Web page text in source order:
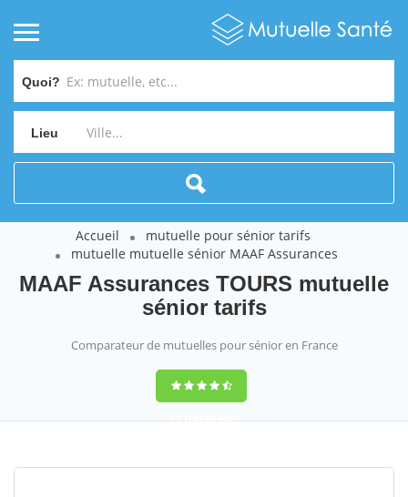
Quoi?
Lieu
Accueil
mutuelle pour sénior tarifs
mutuelle mutuelle sénior MAAF Assurances
MAAF Assurances TOURS mutuelle
sénior tarifs
Comparateur de mutuelles pour sénior en France
9,2(100%)452